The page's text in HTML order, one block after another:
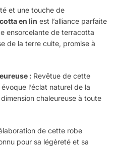
et une touche de
en lin est l’alliance parfaite
ensorcelante de terracotta
de la terre cuite, promise à
: Revêtue de cette
l’éclat naturel de la
chaleureuse à toute
de cette robe
pour sa légèreté et sa